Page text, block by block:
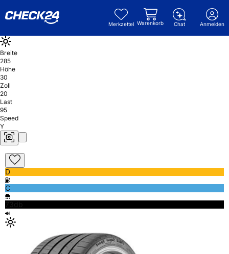
Merkzettel Warenkorb Chat Anmelden
Breite
285
Höhe
30
Zoll
20
Last
95
Speed
Y
D
C
73db